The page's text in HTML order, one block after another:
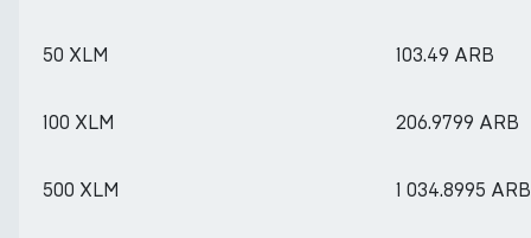
50 XLM 103.49 ARB
100 XLM 206.9799 ARB
500 XLM 1 034.8995 ARB